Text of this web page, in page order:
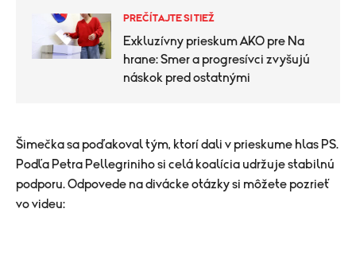
PREČÍTAJTE SI TIEŽ
Exkluzívny prieskum AKO pre Na
hrane: Smer a progresívci zvyšujú
náskok pred ostatnými
Šimečka sa poďakoval tým, ktorí dali v prieskume hlas PS.
Podľa Petra Pellegriniho si celá koalícia udržuje stabilnú
podporu. Odpovede na divácke otázky si môžete pozrieť
vo videu: